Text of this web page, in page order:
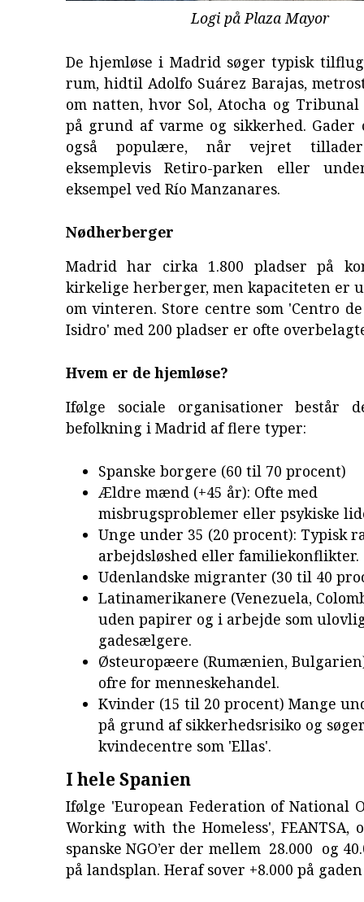
Logi på Plaza Mayor
De hjemløse i Madrid søger typisk
rum, hidtil Adolfo Suárez Barajas,
om natten, hvor Sol, Atocha og
på grund af varme og sikkerhed.
også populære, når vejret
eksemplevis Retiro-parken eller
eksempel ved Río Manzanares.
Nødherberger
Madrid har cirka 1.800 pladser på
kirkelige herberger, men kapaciteten er
om vinteren. Store centre som 'Centro
Isidro' med 200 pladser er ofte
Hvem er de hjemløse?
Ifølge sociale organisationer består
befolkning i Madrid af flere typer:
Spanske borgere (60 til 70 procent)
Ældre mænd (+45 år): Ofte med
misbrugsproblemer eller psykiske
Unge under 35 (20 procent): Typisk
arbejdsløshed eller familiekonflikter.
Udenlandske migranter (30 til 40
Latinamerikanere (Venezuela,
uden papirer og i arbejde som
gadesælgere.
Østeuropæere (Rumænien,
ofre for menneskehandel.
Kvinder (15 til 20 procent) Mange
på grund af sikkerhedsrisiko og
kvindecentre som 'Ellas'.
I hele Spanien
Ifølge 'European Federation of National
Working with the Homeless', FEANTSA,
spanske NGO’er der mellem 28.000 og
på landsplan. Heraf sover +8.000 på